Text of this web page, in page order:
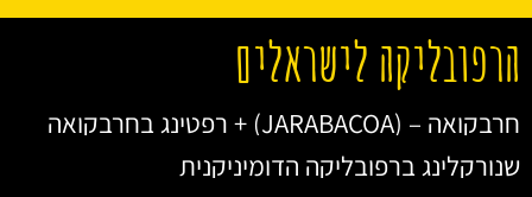
הרפובליקה לישראלים
חרבקואה – (JARABACOA) + רפטינג בחרבקואה
שנורקלינג ברפובליקה הדומיניקנית